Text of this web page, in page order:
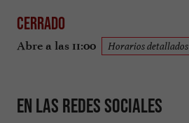
Cerrado
Abre a las 11:00 Horarios detallados
En las redes sociales